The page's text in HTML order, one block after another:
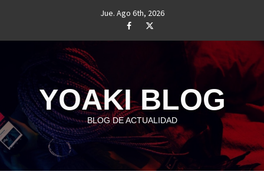
Jue. Ago 6th, 2026
#
#
YOAKI BLOG
BLOG DE ACTUALIDAD